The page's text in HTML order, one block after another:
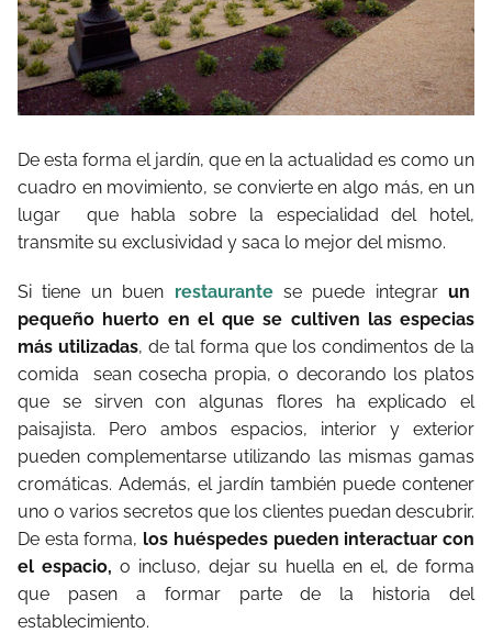
De esta forma el jardín, que en la actualidad es como un
cuadro en movimiento, se convierte en algo más, en un
lugar que habla sobre la especialidad del hotel,
transmite su exclusividad y saca lo mejor del mismo.
Si tiene un buen restaurantese puede integrar un
pequeño huerto en el que se cultiven las especias
más utilizadas, de tal forma que los condimentos de la
comida sean cosecha propia, o decorando los platos
que se sirven con algunas flores ha explicado el
paisajista. Pero ambos espacios, interior y exterior
pueden complementarse utilizando las mismas gamas
cromáticas. Además, el jardín también puede contener
uno o varios secretos que los clientes puedan descubrir.
De esta forma, los huéspedes pueden interactuar con
el espacio, o incluso, dejar su huella en el, de forma
que pasen a formar parte de la historia del
establecimiento.